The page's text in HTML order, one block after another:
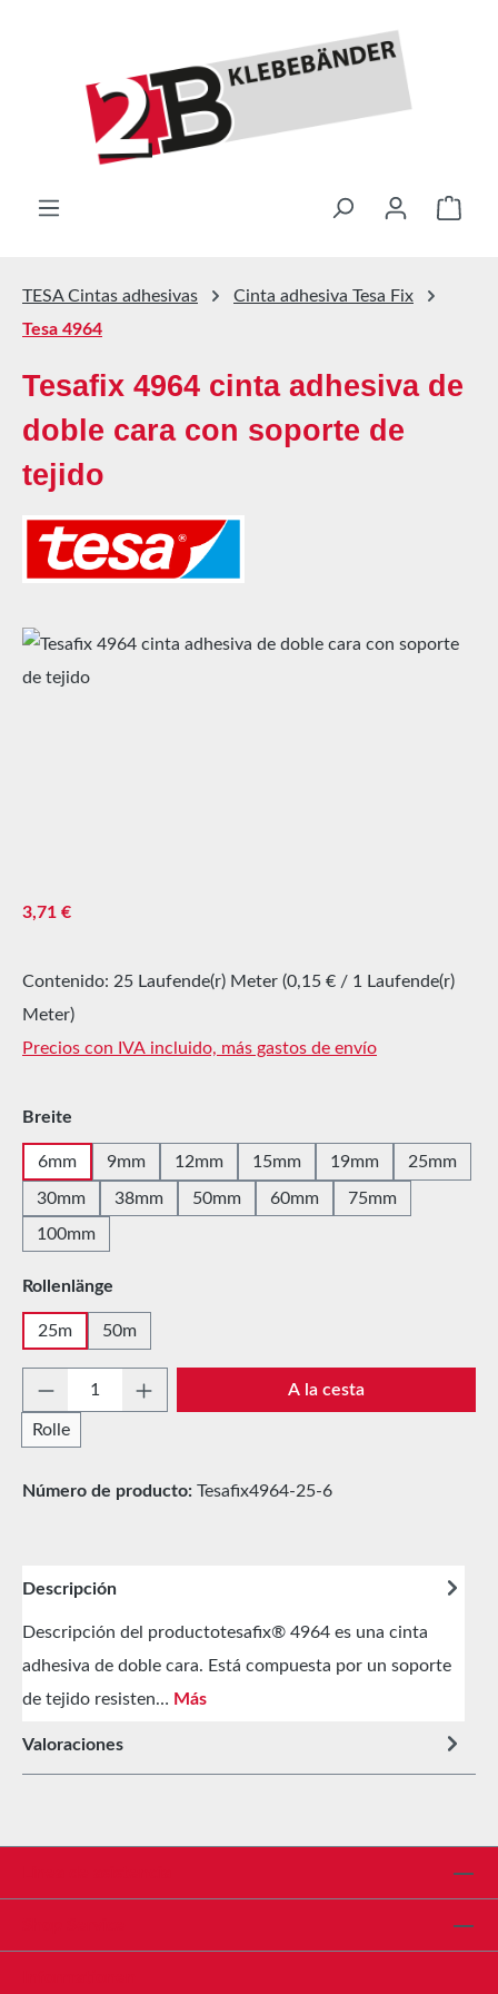
El
TESA Cintas adhesivas
Cinta adhesiva Tesa Fix
Tesa 4964
Tesafix 4964 cinta adhesiva de
doble cara con soporte de
tejido
Omitir galería de imágenes
Precio normal:
3,71 €
Contenido: 25 Laufende(r) Meter (0,15 € / 1 Laufende(r)
Meter)
Precios con IVA incluido, más gastos de envío
Seleccione
Breite
6mm 9mm 12mm 15mm 19mm 25mm
30mm 38mm 50mm 60mm
75mm
100mm
Seleccione
Rollenlänge
25m 50m
Cantidad del producto: introduce la
Rolle
A la cesta
Número de producto: Tesafix4964-25-6
Descripción
Descripción del productotesafix® 4964 es una cinta
adhesiva de doble cara. Está compuesta por un soporte
de tejido resisten… Más
Valoraciones